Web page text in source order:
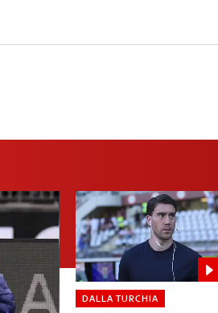
DALLA TURCHIA